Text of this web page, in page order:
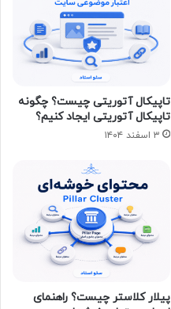
تاپیکال آتوریتی چیست؟ چگونه
تاپیکال آتوریتی ایجاد کنیم؟
۳ اسفند ۱۴۰۴
پیلار کلاستر چیست؟ راهنمای